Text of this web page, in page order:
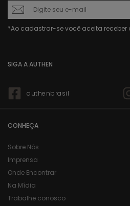
SIGA A AUTHEN
authenbrasil
CONHEÇA
Sobre Nós
Imprensa
Onde Encontrar
Na Mídia
Trabalhe conosco